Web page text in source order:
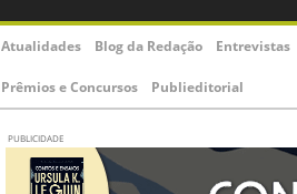
Atualidades Blog da Redação Entrevistas
Prêmios e Concursos Publieditorial
PUBLICIDADE